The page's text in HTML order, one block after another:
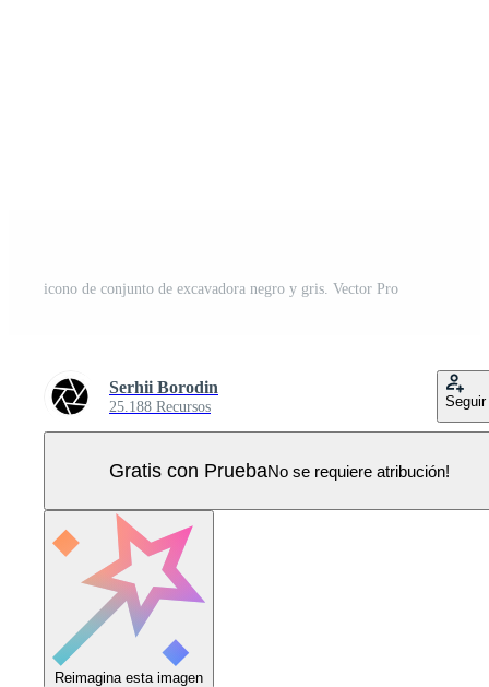
icono de conjunto de excavadora negro y gris. Vector Pro
Serhii Borodin
25.188 Recursos Seguir
Gratis con PruebaNo se requiere atribución!
Reimagina esta imagen